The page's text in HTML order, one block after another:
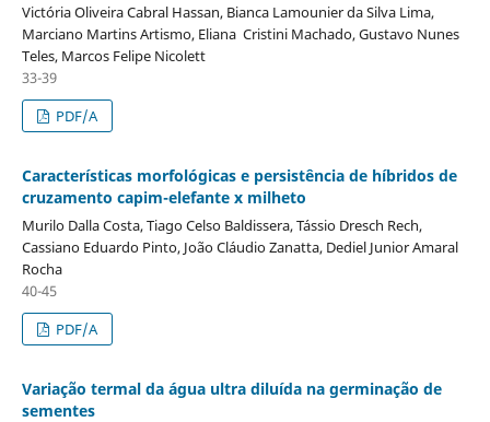
Victória Oliveira Cabral Hassan, Bianca Lamounier da Silva Lima,
Marciano Martins Artismo, Eliana Cristini Machado, Gustavo Nunes
Teles, Marcos Felipe Nicolett
33-39
PDF/A
Características morfológicas e persistência de híbridos de
cruzamento capim-elefante x milheto
Murilo Dalla Costa, Tiago Celso Baldissera, Tássio Dresch Rech,
Cassiano Eduardo Pinto, João Cláudio Zanatta, Dediel Junior Amaral
Rocha
40-45
PDF/A
Variação termal da água ultra diluída na germinação de
sementes